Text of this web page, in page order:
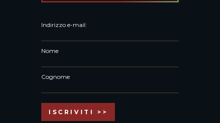
Indirizzo e-mail:
Nome
Cognome